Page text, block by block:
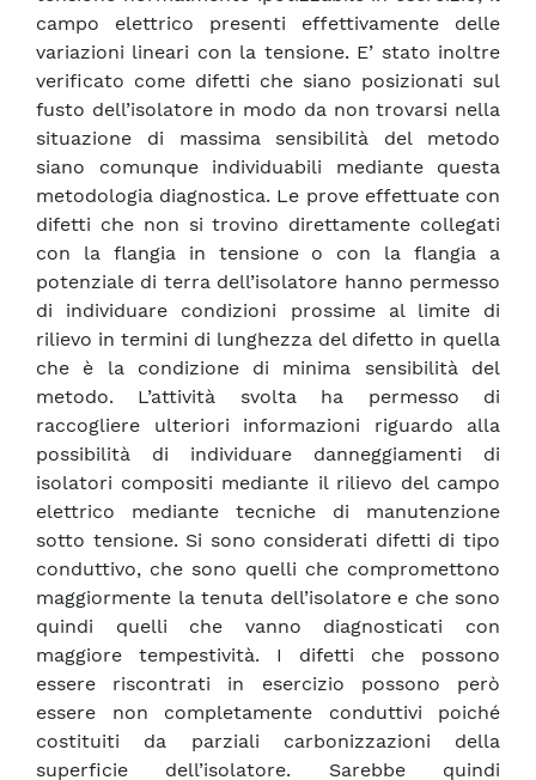
campo elettrico presenti effettivamente delle
variazioni lineari con la tensione. E’ stato inoltre
verificato come difetti che siano posizionati sul
fusto dell’isolatore in modo da non trovarsi nella
situazione di massima sensibilità del metodo
siano comunque individuabili mediante questa
metodologia diagnostica. Le prove effettuate con
difetti che non si trovino direttamente collegati
con la flangia in tensione o con la flangia a
potenziale di terra dell’isolatore hanno permesso
di individuare condizioni prossime al limite di
rilievo in termini di lunghezza del difetto in quella
che è la condizione di minima sensibilità del
metodo. L’attività svolta ha permesso di
raccogliere ulteriori informazioni riguardo alla
possibilità di individuare danneggiamenti di
isolatori compositi mediante il rilievo del campo
elettrico mediante tecniche di manutenzione
sotto tensione. Si sono considerati difetti di tipo
conduttivo, che sono quelli che compromettono
maggiormente la tenuta dell’isolatore e che sono
quindi quelli che vanno diagnosticati con
maggiore tempestività. I difetti che possono
essere riscontrati in esercizio possono però
essere non completamente conduttivi poiché
costituiti da parziali carbonizzazioni della
superficie dell’isolatore. Sarebbe quindi